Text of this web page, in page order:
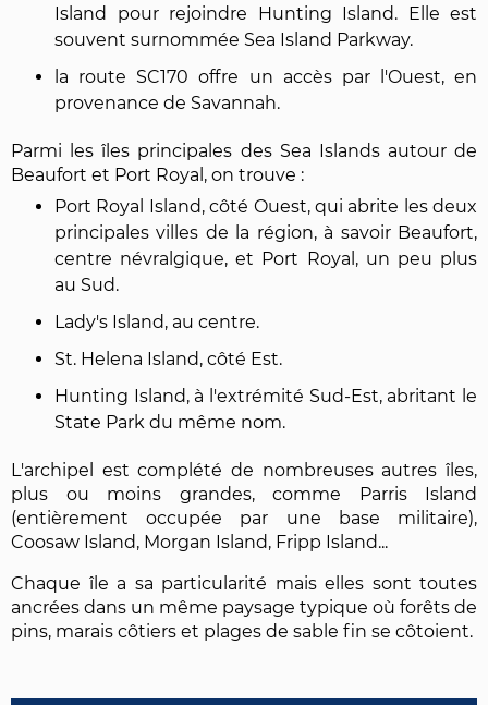
Island pour rejoindre Hunting Island. Elle est
souvent surnommée Sea Island Parkway.
la route SC170 offre un accès par l'Ouest, en
provenance de Savannah.
Parmi les îles principales des Sea Islands autour de
Beaufort et Port Royal, on trouve :
Port Royal Island, côté Ouest, qui abrite les deux
principales villes de la région, à savoir Beaufort,
centre névralgique, et Port Royal, un peu plus
au Sud.
Lady's Island, au centre.
St. Helena Island, côté Est.
Hunting Island, à l'extrémité Sud-Est, abritant le
State Park du même nom.
L'archipel est complété de nombreuses autres îles,
plus ou moins grandes, comme Parris Island
(entièrement occupée par une base militaire),
Coosaw Island, Morgan Island, Fripp Island...
Chaque île a sa particularité mais elles sont toutes
ancrées dans un même paysage typique où forêts de
pins, marais côtiers et plages de sable fin se côtoient.